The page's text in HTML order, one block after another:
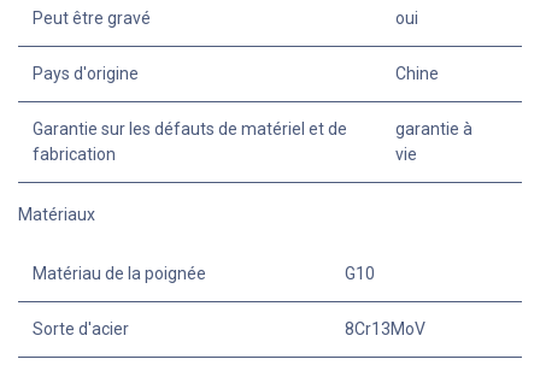
Peut être gravé oui
Pays d'origine Chine
Garantie sur les défauts de matériel et de
fabrication
garantie à
vie
Matériaux
Matériau de la poignée G10
Sorte d'acier 8Cr13MoV